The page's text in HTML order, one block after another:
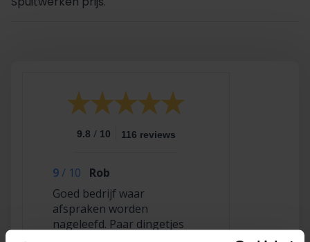
9.8 / 10 116 reviews
9/ 10
Rob
Goed bedrijf waar
afspraken worden
nageleefd. Paar dingetjes